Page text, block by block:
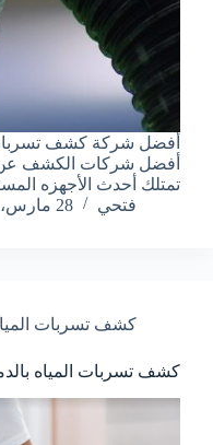
أفضل شركة كشف
أفضل شركات الكشف عن
تمتلك أحدث الأجهزه
فتحي
28 مارس، 2022
كشف تسربات
كشف تسربات المياه